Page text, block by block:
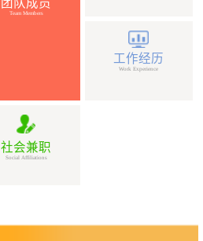
团队成员
Team Members
工作经历
Work Experience
社会兼职
Social Affiliations